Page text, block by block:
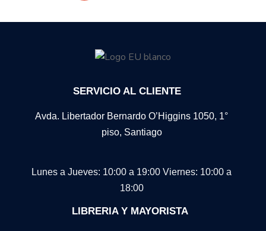
SERVICIO AL CLIENTE
Avda. Libertador Bernardo O’Higgins 1050, 1°
piso, Santiago
Lunes a Jueves: 10:00 a 19:00 Viernes: 10:00 a
18:00
LIBRERIA Y MAYORISTA